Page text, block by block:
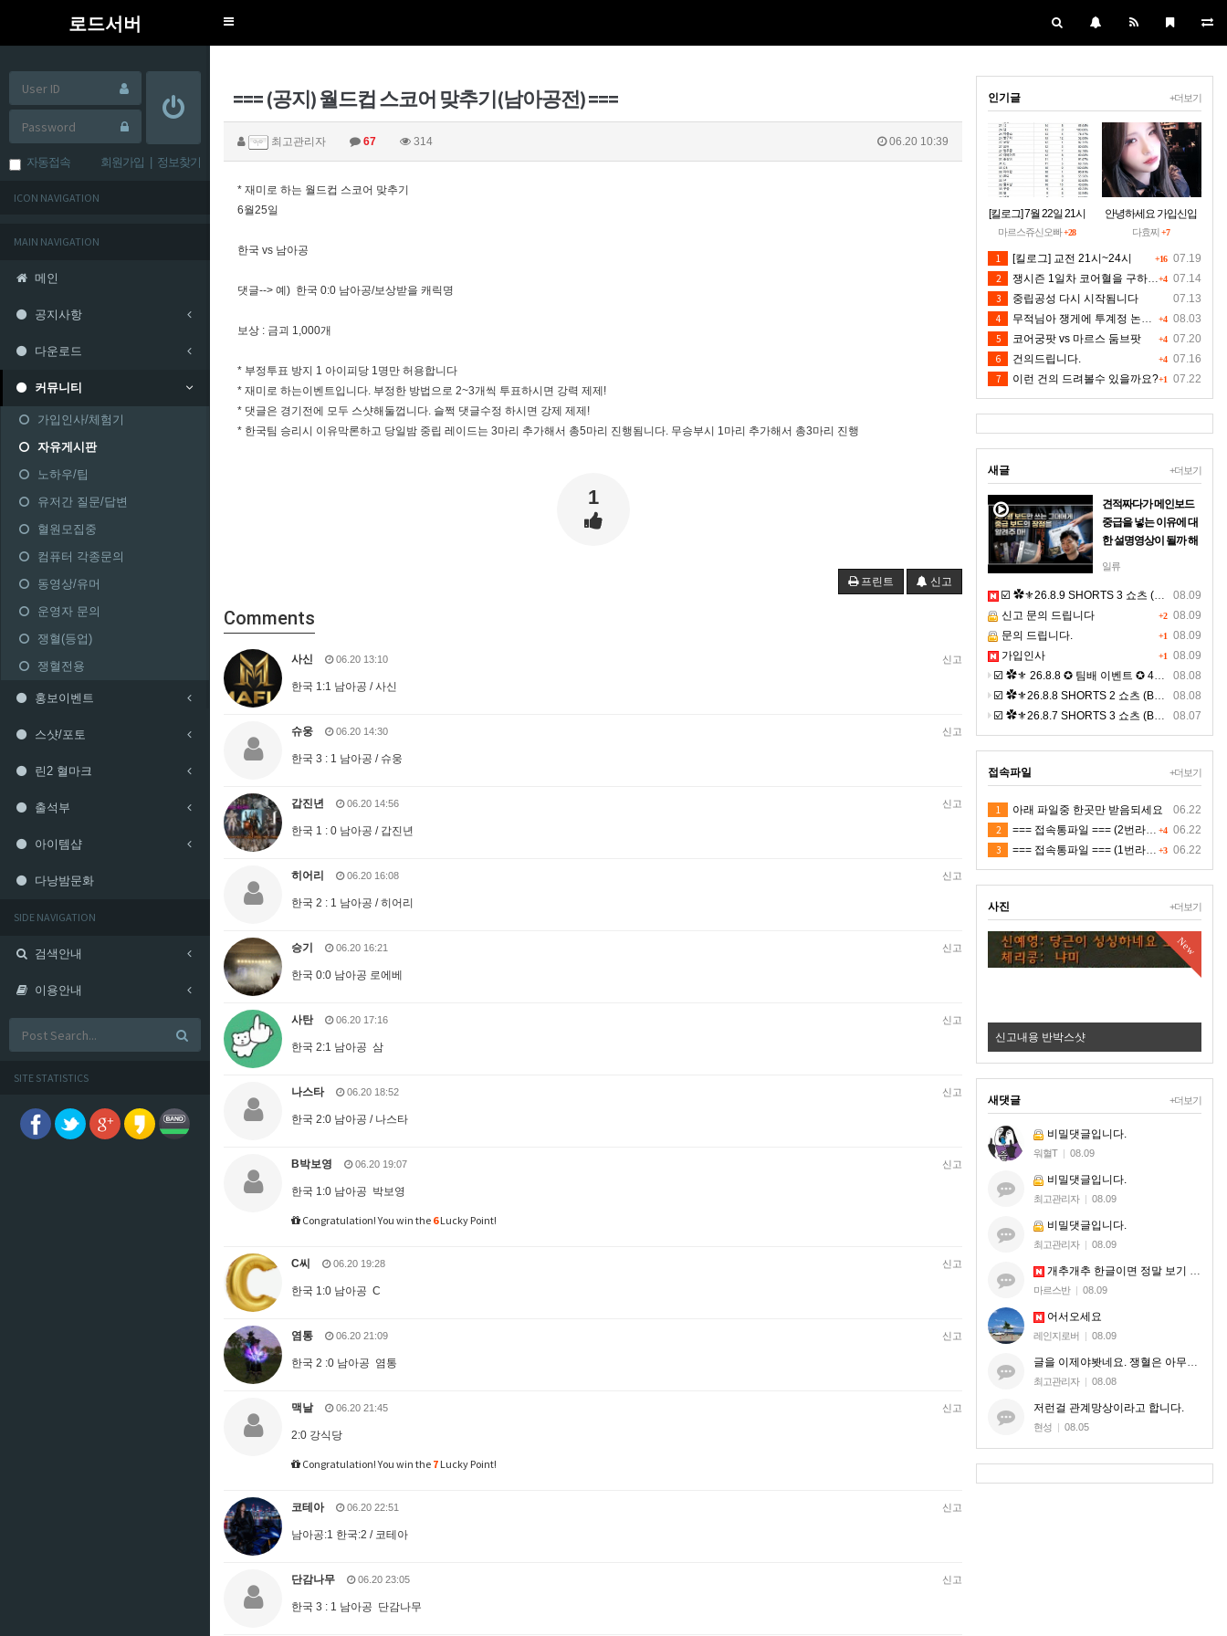
로드서버
Toggle
자동접속 회원가입 정보찾기
ICON NAVIGATION
MAIN NAVIGATION
메인
공지사항
다운로드
커뮤니티
가입인사/체험기
자유게시판
노하우/팁
유저간 질문/답변
혈원모집중
컴퓨터 각종문의
동영상/유머
운영자 문의
쟁혈(등업)
쟁혈전용
홍보이벤트
스샷/포토
린2 혈마크
출석부
아이템샵
다낭밤문화
SIDE NAVIGATION
검색안내
이용안내
SITE STATISTICS
=== (공지) 월드컵 스코어 맞추기(남아공전) ===
최고관리자 67 314 06.20 10:39
* 재미로 하는 월드컵 스코어 맞추기
6월25일
한국 vs 남아공
댓글--> 예) 한국 0:0 남아공/보상받을 캐릭명
보상 : 금괴 1,000개
* 부정투표 방지 1 아이피당 1명만 허용합니다
* 재미로 하는이벤트입니다. 부정한 방법으로 2~3개씩 투표하시면 강력 제제!
* 댓글은 경기전에 모두 스샷해둘껍니다. 슬쩍 댓글수정 하시면 강제 제제!
* 한국팀 승리시 이유막론하고 당일밤 중립 레이드는 3마리 추가해서 총5마리 진행됨니다. 무승부시 1마리 추가해서 총3마리 진행
1
프린트 신고
Comments
사신 06.20 13:10 신고
한국 1:1 남아공 / 사신
슈웅 06.20 14:30 신고
한국 3 : 1 남아공 / 슈웅
갑진년 06.20 14:56 신고
한국 1 : 0 남아공 / 갑진년
히어리 06.20 16:08 신고
한국 2 : 1 남아공 / 히어리
승기 06.20 16:21 신고
한국 0:0 남아공 로에베
사탄 06.20 17:16 신고
한국 2:1 남아공 삼
나스타 06.20 18:52 신고
한국 2:0 남아공 / 나스타
B박보영 06.20 19:07 신고
한국 1:0 남아공 박보영
Congratulation! You win the 6Lucky Point!
C씨 06.20 19:28 신고
한국 1:0 남아공 C
염통 06.20 21:09 신고
한국 2 :0 남아공 염통
맥날 06.20 21:45 신고
2:0 강식당
Congratulation! You win the 7 Lucky Point!
코테아 06.20 22:51 신고
남아공:1 한국:2 / 코테아
단감나무 06.20 23:05 신고
한국 3 : 1 남아공 단감나무
+더보기
인기글
[킬로그] 7월 22일 21시
~24시30분 [수정본]
마르스쥬신오빠+28
안녕하세요 가입신입
입니당~
다효찌+7
+16 07.19
1 [킬로그] 교전 21시~24시
+4 07.14
2
쟁시즌 1일차 코어혈을 구하소서
07.13
3 중립공성 다시 시작됨니다
+4 08.03
4 무적님아 쟁게에 투계정 논란좀 만들지 마세요
+4 07.20
5 코어궁팟 vs 마르스 둠브팟
+4 07.16
6 건의드립니다.
+1 07.22
7 이런 건의 드려볼수 있을까요?
+더보기
새글
견적짜다가 메인보드
중급을 넣는 이유에 대
한 설명영상이 될까 해
보드를 저가형넣으면
왜안되는지 이해되는
영상올립니다사람의
뼈대라고 생각 하시면
되기에 견적짜다 현타
와서 올려드립니다
일류
08.09
☑️ ✿⚜26.8.9 SHORTS 3 쇼츠 (BGM) ⚜✿
+2 08.09
신고 문의 드립니다
+1 08.09
문의 드립니다.
+1 08.09
가입인사
08.08
☑️ ✿⚜ 26.8.8 ✪ 팀배 이벤트 ✪ 4K ⚜✿
08.08
☑️ ✿⚜26.8.8 SHORTS 2 쇼츠 (BGM) ⚜✿
08.07
☑️ ✿⚜26.8.7 SHORTS 3 쇼츠 (BGM) ⚜✿
+더보기
접속파일
06.22
1 아래 파일중 한곳만 받음되세요
+4 06.22
2 === 접속통파일 === (2번라인)
+3 06.22
3 === 접속통파일 === (1번라인)
+더보기
사진
New New
신고내용 반박스샷
+더보기
새댓글
비밀댓글입니다.
워혈T | 08.09
비밀댓글입니다.
최고관리자 | 08.09
비밀댓글입니다.
최고관리자 | 08.09
개추개추 한글이면 정말 보기 편할 것 같습니다
마르스반 | 08.09
어서오세요
레인지로버 | 08.09
최고관리자 | 08.08
저런걸 관계망상이라고 합니다.
현성 | 08.05